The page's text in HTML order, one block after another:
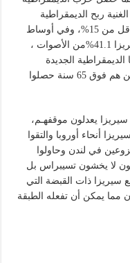
الغنية ربح الديمقراطية
الجديدة أكثر من 55% بينما حصّل سيريزا أقل من 15%، وفي أوساط
الشباب المتراوح مابين 18-37 سنة ربح سيريزا 41.1%من الأصوات ،
الجديدة
سيريزا هي الأكثر تقدما في السن، فبين من هم فوق 65 سنة حصلوا
يعدلون موقفهـم،
أنحاء أوروبا والتقوا
في لندن وحاولوا
لا يخشون تسيبراس بل
سيريزا ذات القبضة التي
مما يمكن أن تفعله الطبقة